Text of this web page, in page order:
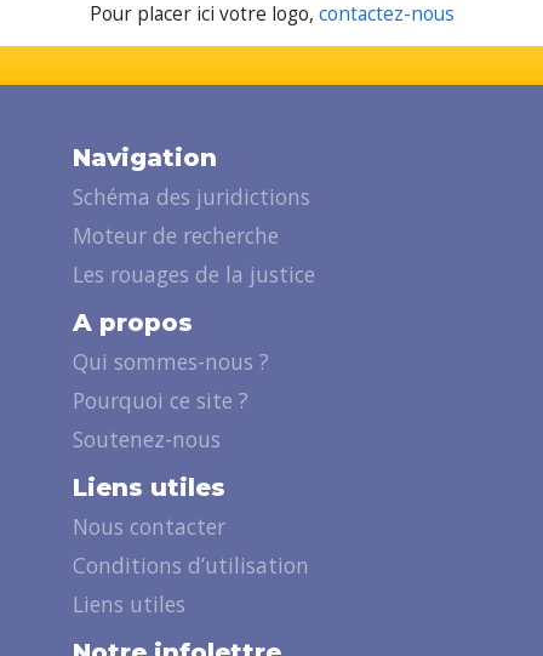
Pour placer ici votre logo, contactez-nous
Navigation
Schéma des juridictions
Moteur de recherche
Les rouages de la justice
A propos
Qui sommes-nous ?
Pourquoi ce site ?
Soutenez-nous
Liens utiles
Nous contacter
Conditions d’utilisation
Liens utiles